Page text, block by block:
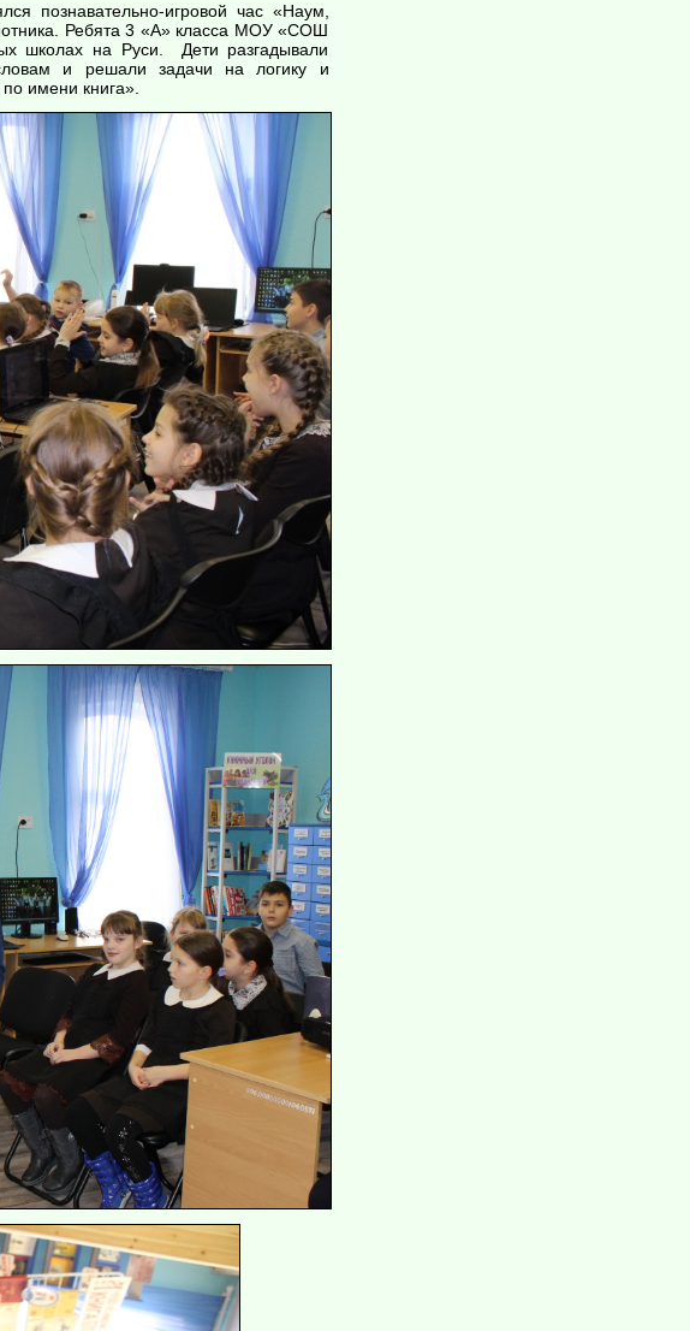
познавательно-игровой час «Наум,
Ребята 3 «А» класса МОУ «СОШ
школах на Руси. Дети разгадывали
и решали задачи на логику и
имени книга».